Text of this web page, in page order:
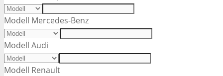
Modell Mercedes-Benz
Modell Audi
Modell Renault